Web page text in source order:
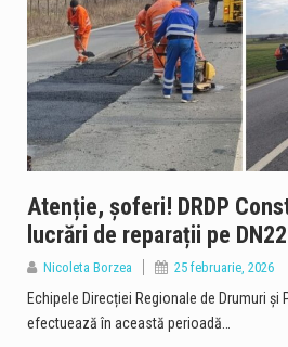
Atenție, șoferi! DRDP
lucrări de reparații pe
Nicoleta Borzea 25 februarie, 2026
Echipele Direcției Regionale de Drumuri și
efectuează în această perioadă…